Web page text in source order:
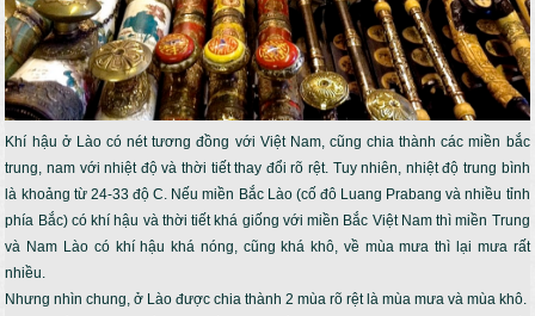
Khí hậu ở Lào có nét tương đồng với Việt Nam, cũng chia thành các miền bắc
trung, nam với nhiệt độ và thời tiết thay đổi rõ rệt. Tuy nhiên, nhiệt độ trung bình
là khoảng từ 24-33 độ C. Nếu miền Bắc Lào (cố đô Luang Prabang và nhiều tỉnh
phía Bắc) có khí hậu và thời tiết khá giống với miền Bắc Việt Nam thì miền Trung
và Nam Lào có khí hậu khá nóng, cũng khá khô, về mùa mưa thì lại mưa rất
nhiều.
Nhưng nhìn chung, ở Lào được chia thành 2 mùa rõ rệt là mùa mưa và mùa khô.